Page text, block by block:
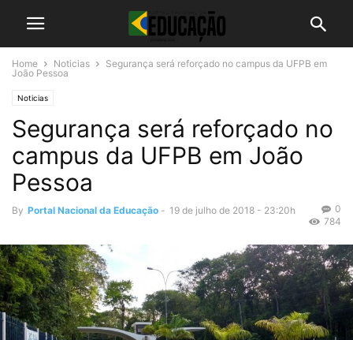
Home Noticias
Segurança será reforçado no campus da UFPB em
João Pessoa
Noticias
Segurança será reforçado no
campus da UFPB em João
Pessoa
By Portal Nacional da Educação - 19 de julho de 2018 - 23:20h
0
784